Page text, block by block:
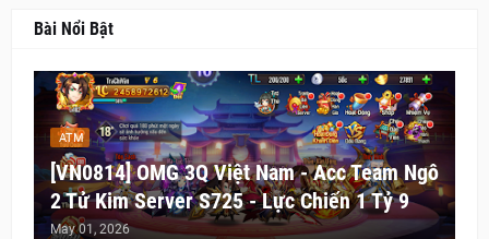
Bài Nổi Bật
ATM
[VN0814] OMG 3Q Việt Nam - Acc Team Ngô
2 Tử Kim Server S725 - Lực Chiến 1 Tỷ 9
May 01, 2026